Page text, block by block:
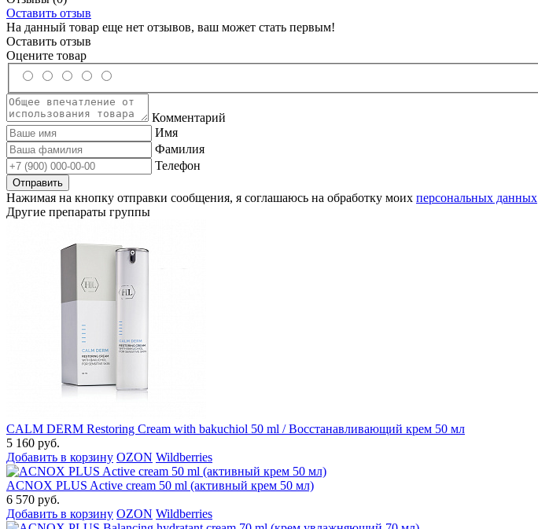
Оставить отзыв
На данный товар еще нет отзывов, ваш может стать первым!
Оставить отзыв
Оцените товар
Комментарий
Имя
Фамилия
Телефон
Нажимая на кнопку отправки сообщения, я соглашаюсь на обработку моих персональных данных
Другие препараты группы
CALM DERM Restoring Cream with bakuchiol 50 ml / Восстанавливающий крем 50 мл
5 160 руб.
Добавить в корзину OZON Wildberries
ACNOX PLUS Active cream 50 ml (активный крем 50 мл)
6 570 руб.
Добавить в корзину OZON Wildberries